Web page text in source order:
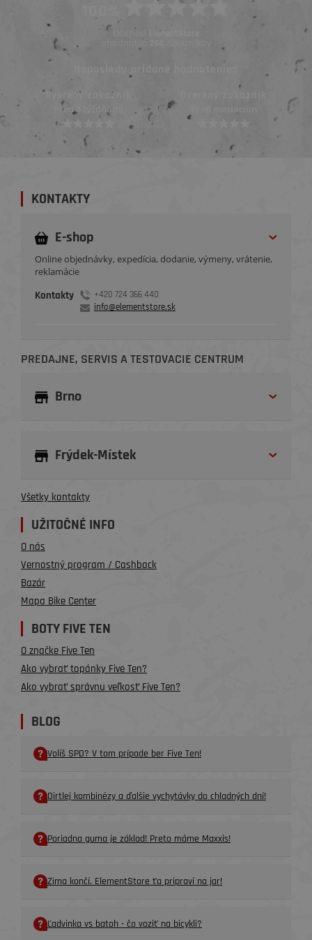
ElementStore
ohodnotilo
Naposledy pridané hodnotenie::
Overený zákazník
Pred mesiacom
KONTAKTY
E-shop
Online objednávky, expedícia, dodanie, výmeny, vrátenie,
reklamácie
Kontakty
+420 724 366 440
info@elementstore.sk
PREDAJNE, SERVIS A TESTOVACIE CENTRUM
Brno
Frýdek-Místek
Všetky kontakty
UŽITOČNÉ INFO
O nás
Vernostný program / Cashback
Bazár
Mapa Bike Center
BOTY FIVE TEN
O značke Five Ten
Ako vybrať topánky Five Ten?
Ako vybrať správnu veľkosť Five Ten?
BLOG
Volíš SPD? V tom prípade ber Five Ten!
Dirtlej kombinézy a ďalšie vychytávky do chladných dní!
Poriadna guma je základ! Preto máme Maxxis!
Zima končí. ElementStore ťa pripraví na jar!
Ľadvinka vs batoh - čo voziť na bicykli?